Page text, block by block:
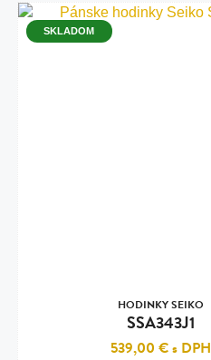
SKLADOM
HODINKY SEIKO
SSA343J1
539,00 €s DPH